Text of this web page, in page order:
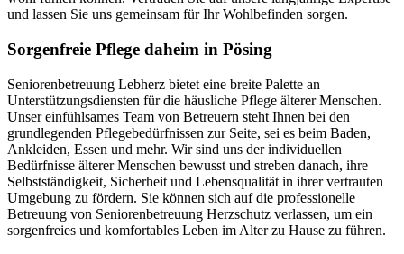
und lassen Sie uns gemeinsam für Ihr Wohlbefinden sorgen.
Sorgenfreie Pflege daheim in Pösing
Seniorenbetreuung Lebherz bietet eine breite Palette an
Unterstützungsdiensten für die häusliche Pflege älterer Menschen.
Unser einfühlsames Team von Betreuern steht Ihnen bei den
grundlegenden Pflegebedürfnissen zur Seite, sei es beim Baden,
Ankleiden, Essen und mehr. Wir sind uns der individuellen
Bedürfnisse älterer Menschen bewusst und streben danach, ihre
Selbstständigkeit, Sicherheit und Lebensqualität in ihrer vertrauten
Umgebung zu fördern. Sie können sich auf die professionelle
Betreuung von Seniorenbetreuung Herzschutz verlassen, um ein
sorgenfreies und komfortables Leben im Alter zu Hause zu führen.